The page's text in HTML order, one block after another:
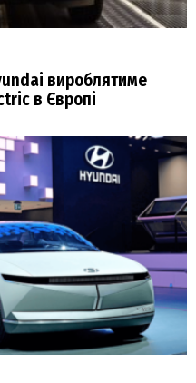
вироблятиме
в Європі